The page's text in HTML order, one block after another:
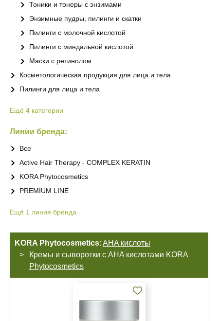
Тоники и тонеры с энзимами
Энзимные пудры, пилинги и скатки
Пилинги с молочной кислотой
Пилинги с миндальной кислотой
Маски с ретинолом
Косметологическая продукция для лица и тела
Пилинги для лица и тела
Ещё 4 категории
Линии бренда:
Все
Active Hair Therapy - COMPLEX KERATIN
KORA Phytocosmetics
PREMIUM LINE
Ещё 1 линия бренда
KORA Phytocosmetics: AHA кислоты
Кремы и сыворотки с AHA кислотами KORA
Phytocosmetics